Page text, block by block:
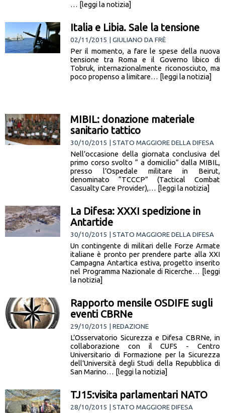
… [leggi la notizia]
Italia e Libia. Sale la tensione
02/11/2015 | GIULIANO DA FRÈ
Per il momento, a fare le spese della nuova
tensione tra Roma e il Governo libico di
Tobruk, internazionalmente riconosciuto, ma
poco propenso a limitare… [leggi la notizia]
MIBIL: donazione materiale
sanitario tattico
30/10/2015 | STATO MAGGIORE DELLA DIFESA
Nell’occasione della giornata conclusiva del
primo corso svolto “ a domicilio” dalla MIBIL,
presso l’Ospedale militare in Beirut,
denominato “TCCCP” (Tactical Combat
Casualty Care Provider),… [leggi la notizia]
La Difesa: XXXI spedizione in
Antartide
30/10/2015 | STATO MAGGIORE DELLA DIFESA
Un contingente di militari delle Forze Armate
italiane è pronto per prendere parte alla XXI
Campagna Antartica estiva, progetto inserito
nel Programma Nazionale di Ricerche… [leggi
la notizia]
Rapporto mensile OSDIFE sugli
eventi CBRNe
29/10/2015 | REDAZIONE
L’Osservatorio Sicurezza e Difesa CBRNe, in
collaborazione con il CUFS - Centro
Universitario di Formazione per la Sicurezza
dell’Università degli Studi della Repubblica di
San Marino… [leggi la notizia]
TJ15:visita parlamentari NATO
28/10/2015 | STATO MAGGIORE DIFESA